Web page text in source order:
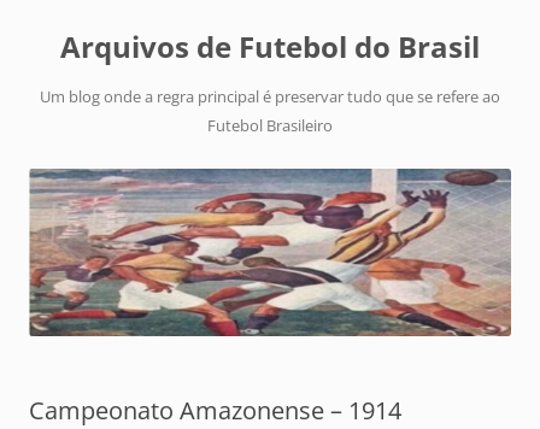
Arquivos de Futebol do Brasil
Um blog onde a regra principal é preservar tudo que se refere ao
Futebol Brasileiro
Campeonato Amazonense – 1914